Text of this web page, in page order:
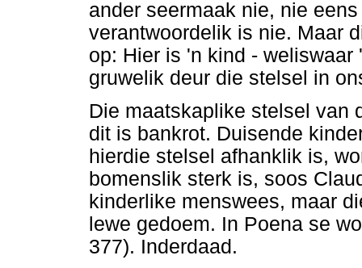
ander seermaak nie, nie
verantwoordelik is nie. Maar
op: Hier is 'n kind -
gruwelik deur die stelsel in
Die maatskaplike stelsel van
dit is bankrot. Duisende
hierdie stelsel afhanklik is,
bomenslik sterk is, soos
kinderlike menswees, maar
lewe gedoem. In Poena se
377). Inderdaad.